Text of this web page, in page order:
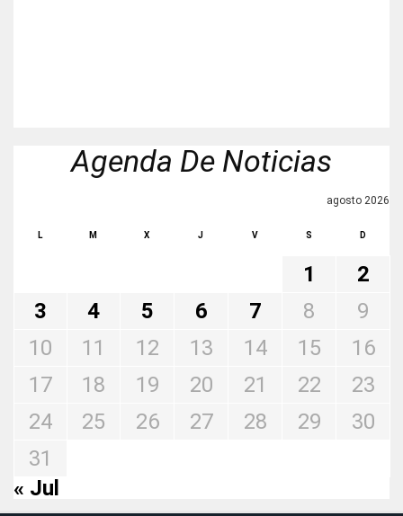
Agenda De Noticias
agosto 2026
L M X J V S D
1
2
3
4 5 6 7 8
9
10
11 12 13 14 15
16
17
18 19 20 21 22
23
24
25 26 27 28 29
30
31
« Jul